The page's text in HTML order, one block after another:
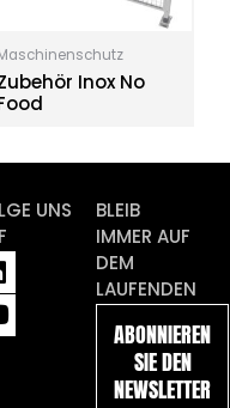
Inox No
UNS
BLEIB
IMMER AUF
DEM
LAUFENDEN
ABONNIEREN
SIE DEN
NEWSLETTER